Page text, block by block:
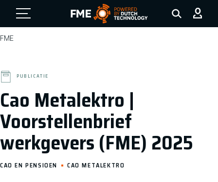
FME Logo, to the homepage
FME
Cao Metalektro |
Voorstellenbrief
werkgevers (FME) 2025
PUBLICATIE
CAO EN PENSIOEN CAO METALEKTRO